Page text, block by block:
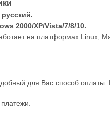
русский.
2000/XP/Vista/7/8/10.
на платформах Linux,
для Вас способ